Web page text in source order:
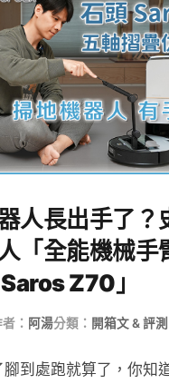
人長出手了？
「全能機械手
Z70」
： 阿湯分類： 開箱文 & 評測
到處跑就算了，你知